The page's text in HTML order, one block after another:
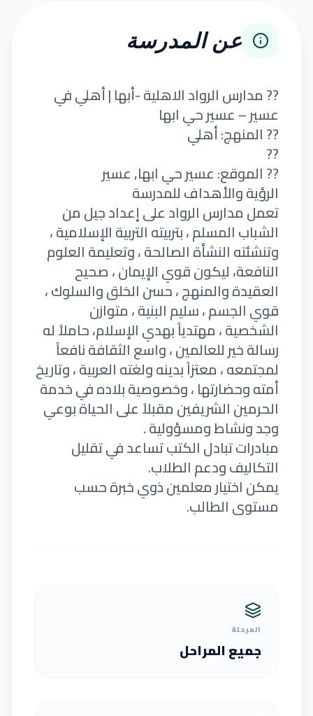
عن المدرسة
?? مدارس الرواد الاهلية -أبها | أهلي في
عسير – عسير حي ابها
?? المنهج: أهلي
??
?? الموقع: عسير حي ابها, عسير
الرؤية والأهداف للمدرسة
تعمل مدارس الرواد على إعداد جيل من
الشباب المسلم ، بتربيته التربية الإسلامية ،
وتنشئته النشأة الصالحة ، وتعليمة العلوم
النافعة، ليكون قوي الإيمان ، صحيح
العقيدة والمنهج ، حسن الخلق والسلوك ،
قوي الجسم ، سليم البنية ، متوازن
الشخصية ، مهتدياً بهدي الإسلام، حاملاً له
رسالة خير للعالمين ، واسع الثقافة نافعاً
لمجتمعه ، معتزاً بدينه ولغته العربية ، وتاريخ
أمته وحضارتها ، وخصوصية بلاده في خدمة
الحرمين الشريفين مقبلاً على الحياة بوعي
وجد ونشاط ومسؤولية .
مبادرات تبادل الكتب تساعد في تقليل
التكاليف ودعم الطلاب.
يمكن اختيار معلمين ذوي خبرة حسب
مستوى الطالب.
المرحلة
جميع المراحل